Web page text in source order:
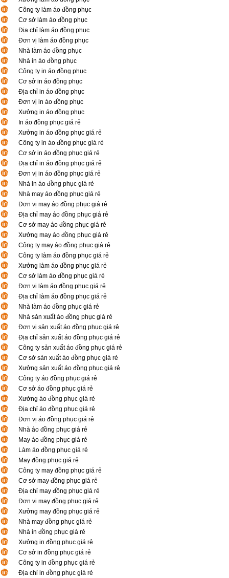
Công ty làm áo đồng phục
Cơ sở làm áo đồng phục
Địa chỉ làm áo đồng phục
Đơn vị làm áo đồng phục
Nhà làm áo đồng phục
Nhà in áo đồng phục
Công ty in áo đồng phục
Cơ sở in áo đồng phục
Địa chỉ in áo đồng phục
Đơn vị in áo đồng phục
Xưởng in áo đồng phục
In áo đồng phục giá rẻ
Xưởng in áo đồng phục giá rẻ
Công ty in áo đồng phục giá rẻ
Cơ sở in áo đồng phục giá rẻ
Địa chỉ in áo đồng phục giá rẻ
Đơn vị in áo đồng phục giá rẻ
Nhà in áo đồng phục giá rẻ
Nhà may áo đồng phục giá rẻ
Đơn vị may áo đồng phục giá rẻ
Địa chỉ may áo đồng phục giá rẻ
Cơ sở may áo đồng phục giá rẻ
Xưởng may áo đồng phục giá rẻ
Công ty may áo đồng phục giá rẻ
Công ty làm áo đồng phục giá rẻ
Xưởng làm áo đồng phục giá rẻ
Cơ sở làm áo đồng phục giá rẻ
Đơn vị làm áo đồng phục giá rẻ
Địa chỉ làm áo đồng phục giá rẻ
Nhà làm áo đồng phục giá rẻ
Nhà sản xuất áo đồng phục giá rẻ
Đơn vị sản xuất áo đồng phục giá rẻ
Địa chỉ sản xuất áo đồng phục giá rẻ
Công ty sản xuất áo đồng phục giá rẻ
Cơ sở sản xuất áo đồng phục giá rẻ
Xưởng sản xuất áo đồng phục giá rẻ
Công ty áo đồng phục giá rẻ
Cơ sở áo đồng phục giá rẻ
Xưởng áo đồng phục giá rẻ
Địa chỉ áo đồng phục giá rẻ
Đơn vị áo đồng phục giá rẻ
Nhà áo đồng phục giá rẻ
May áo đồng phục giá rẻ
Làm áo đồng phục giá rẻ
May đồng phục giá rẻ
Công ty may đồng phục giá rẻ
Cơ sở may đồng phục giá rẻ
Địa chỉ may đồng phục giá rẻ
Đơn vị may đồng phục giá rẻ
Xưởng may đồng phục giá rẻ
Nhà may đồng phục giá rẻ
Nhà in đồng phục giá rẻ
Xưởng in đồng phục giá rẻ
Cơ sở in đồng phục giá rẻ
Công ty in đồng phục giá rẻ
Địa chỉ in đồng phục giá rẻ